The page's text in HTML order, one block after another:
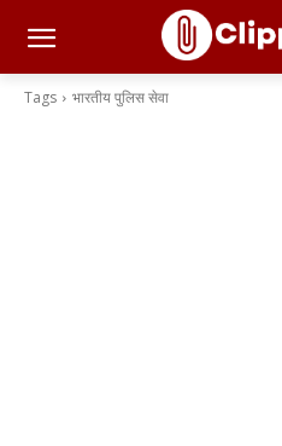
Tags भारतीय पुलिस सेवा